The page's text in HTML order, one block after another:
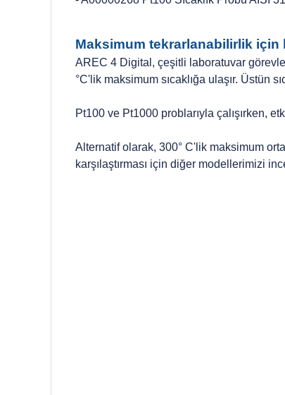
Maksimum tekrarlanabilirlik için
AREC 4 Digital, çeşitli laboratuvar
°C'lik maksimum sıcaklığa ulaşır. Üstün
Pt100 ve Pt1000 problarıyla çalışırken,
Alternatif olarak, 300° C'lik maksimum
karşılaştırması için diğer modellerimizi